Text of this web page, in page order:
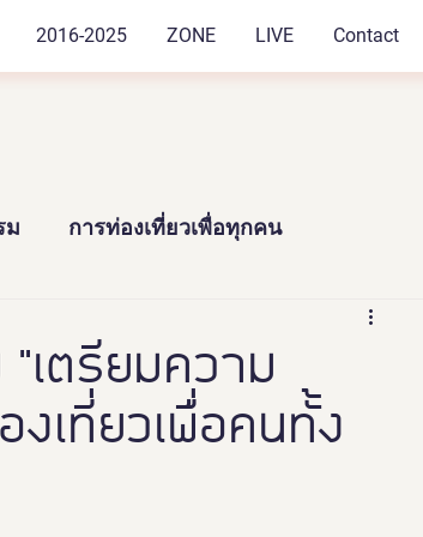
2016-2025 ZONE LIVE Contact
ม การท่องเที่ยวเพื่อทุกคน
อาหารเพือสุขภาพ
Design Expo2022
เตรียมความ
เที่ยวเพื่อคนทั้ง